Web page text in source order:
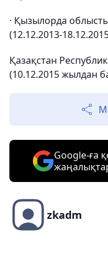
· Қызылорда
(12.12.2013-
Қазақстан
(10.12.2015 жылдан
Google-ға
zkadm